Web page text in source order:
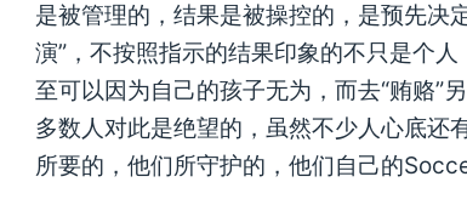
是被管理的，结果是被操控的，是预先决
演”，不按照指示的结果印象的不只是个
至可以因为自己的孩子无为，而去“贿赂”
多数人对此是绝望的，虽然不少人心底还
所要的，他们所守护的，他们自己的